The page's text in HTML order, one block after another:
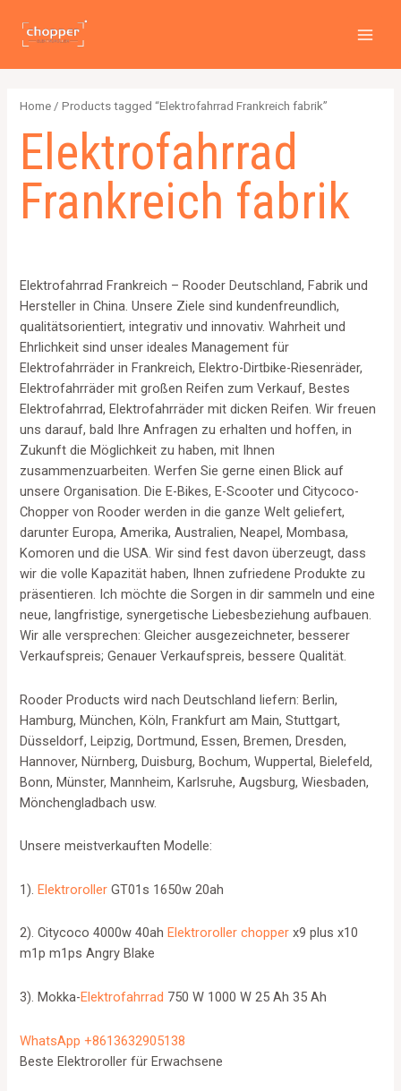
Inhalt
springen
p
r
o
d
u
s
d
u
c
t
s
d
u
c
t
s
d
u
c
t
s
d
u
c
t
s
r
o
d
u
c
Home / Products tagged “Elektrofahrrad Frankreich fabrik”
Elektrofahrrad
Frankreich fabrik
Elektrofahrrad Frankreich – Rooder Deutschland, Fabrik und
Hersteller in China. Unsere Ziele sind kundenfreundlich,
qualitätsorientiert, integrativ und innovativ. Wahrheit und
Ehrlichkeit sind unser ideales Management für
Elektrofahrräder in Frankreich, Elektro-Dirtbike-Riesenräder,
Elektrofahrräder mit großen Reifen zum Verkauf, Bestes
Elektrofahrrad, Elektrofahrräder mit dicken Reifen. Wir freuen
uns darauf, bald Ihre Anfragen zu erhalten und hoffen, in
Zukunft die Möglichkeit zu haben, mit Ihnen
zusammenzuarbeiten. Werfen Sie gerne einen Blick auf
unsere Organisation. Die E-Bikes, E-Scooter und Citycoco-
Chopper von Rooder werden in die ganze Welt geliefert,
darunter Europa, Amerika, Australien, Neapel, Mombasa,
Komoren und die USA. Wir sind fest davon überzeugt, dass
wir die volle Kapazität haben, Ihnen zufriedene Produkte zu
präsentieren. Ich möchte die Sorgen in dir sammeln und eine
neue, langfristige, synergetische Liebesbeziehung aufbauen.
Wir alle versprechen: Gleicher ausgezeichneter, besserer
Verkaufspreis; Genauer Verkaufspreis, bessere Qualität.
Rooder Products wird nach Deutschland liefern: Berlin,
Hamburg, München, Köln, Frankfurt am Main, Stuttgart,
Düsseldorf, Leipzig, Dortmund, Essen, Bremen, Dresden,
Hannover, Nürnberg, Duisburg, Bochum, Wuppertal, Bielefeld,
Bonn, Münster, Mannheim, Karlsruhe, Augsburg, Wiesbaden,
Mönchengladbach usw.
Unsere meistverkauften Modelle:
1).Elektroroller GT01s 1650w 20ah
2). Citycoco 4000w 40ah Elektroroller chopper x9 plus x10
m1p m1ps Angry Blake
3). Mokka-Elektrofahrrad 750 W 1000 W 25 Ah 35 Ah
WhatsApp +8613632905138
Beste Elektroroller für Erwachsene